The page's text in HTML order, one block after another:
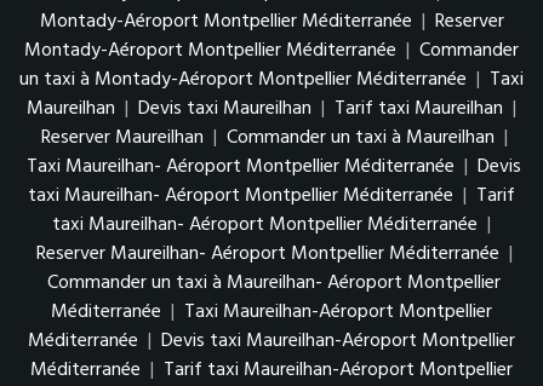
Montady-Aéroport Montpellier Méditerranée | Reserver
Montady-Aéroport Montpellier Méditerranée | Commander
un taxi à Montady-Aéroport Montpellier Méditerranée | Taxi
Maureilhan | Devis taxi Maureilhan | Tarif taxi Maureilhan |
Reserver Maureilhan | Commander un taxi à Maureilhan |
Taxi Maureilhan- Aéroport Montpellier Méditerranée | Devis
taxi Maureilhan- Aéroport Montpellier Méditerranée | Tarif
taxi Maureilhan- Aéroport Montpellier Méditerranée |
Reserver Maureilhan- Aéroport Montpellier Méditerranée |
Commander un taxi à Maureilhan- Aéroport Montpellier
Méditerranée | Taxi Maureilhan-Aéroport Montpellier
Méditerranée | Devis taxi Maureilhan-Aéroport Montpellier
Méditerranée | Tarif taxi Maureilhan-Aéroport Montpellier